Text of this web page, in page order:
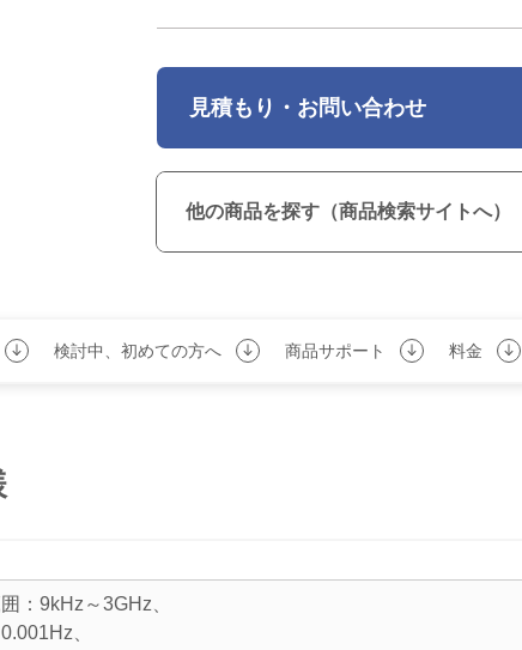
見積もり・お問い合わせ
他の商品を探す（商品検索サイトへ）
検討中、初めての方へ 商品サポート 料金
：9kHz～3GHz、
、